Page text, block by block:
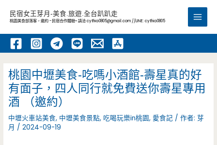
內
民宿女王芽月-美食.旅遊.全台趴趴走
桃園美食部落客，邀約 -民宿合作體驗~ 請洽cythia0805@gmail.com //LINE: cythia0805
Main
桃園中壢美食-吃嗎小酒館-壽星真的好
有面子，四人同行就免費送你壽星專用
酒 （邀約）
中壢火車站美食, 中壢美食景點, 吃喝玩樂in桃園, 愛食記 / 作者:芽
月 /2024-09-19